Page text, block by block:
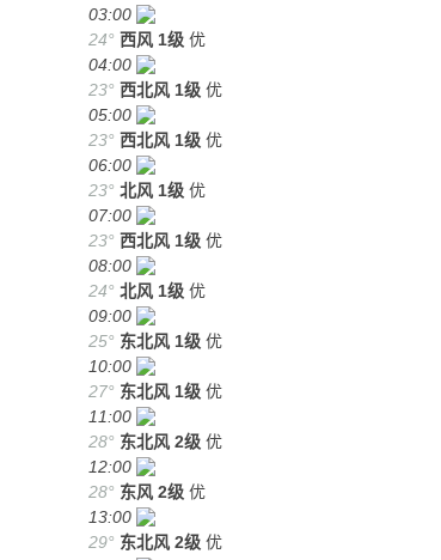
03:00
24° 西风 1级 优
04:00
23° 西北风 1级 优
05:00
23° 西北风 1级 优
06:00
23° 北风 1级 优
07:00
23° 西北风 1级 优
08:00
24° 北风 1级 优
09:00
25° 东北风 1级 优
10:00
27° 东北风 1级 优
11:00
28° 东北风 2级 优
12:00
28° 东风 2级 优
13:00
29° 东北风 2级 优